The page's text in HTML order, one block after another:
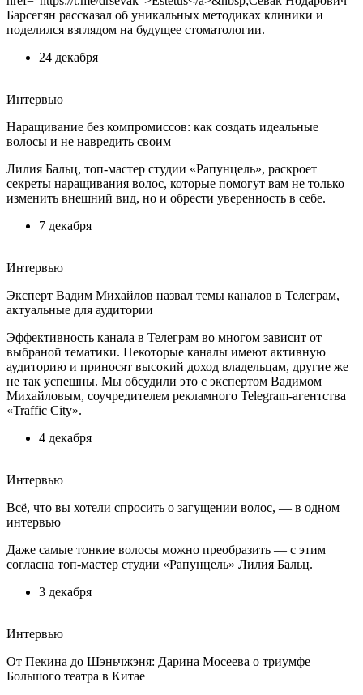
Барсегян рассказал об уникальных методиках клиники и
поделился взглядом на будущее стоматологии.
24 декабря
Интервью
Наращивание без компромиссов: как создать идеальные
волосы и не навредить своим
Лилия Бальц, топ-мастер студии «Рапунцель», раскроет
секреты наращивания волос, которые помогут вам не только
изменить внешний вид, но и обрести уверенность в себе.
7 декабря
Интервью
Эксперт Вадим Михайлов назвал темы каналов в Телеграм,
актуальные для аудитории
Эффективность канала в Телеграм во многом зависит от
выбраной тематики. Некоторые каналы имеют активную
аудиторию и приносят высокий доход владельцам, другие же
не так успешны. Мы обсудили это с экспертом Вадимом
Михайловым, соучредителем рекламного Telegram-агентства
«Traffic City».
4 декабря
Интервью
Всё, что вы хотели спросить о загущении волос, — в одном
интервью
Даже самые тонкие волосы можно преобразить — с этим
согласна топ-мастер студии «Рапунцель» Лилия Бальц.
3 декабря
Интервью
От Пекина до Шэньчжэня: Дарина Мосеева о триумфе
Большого театра в Китае